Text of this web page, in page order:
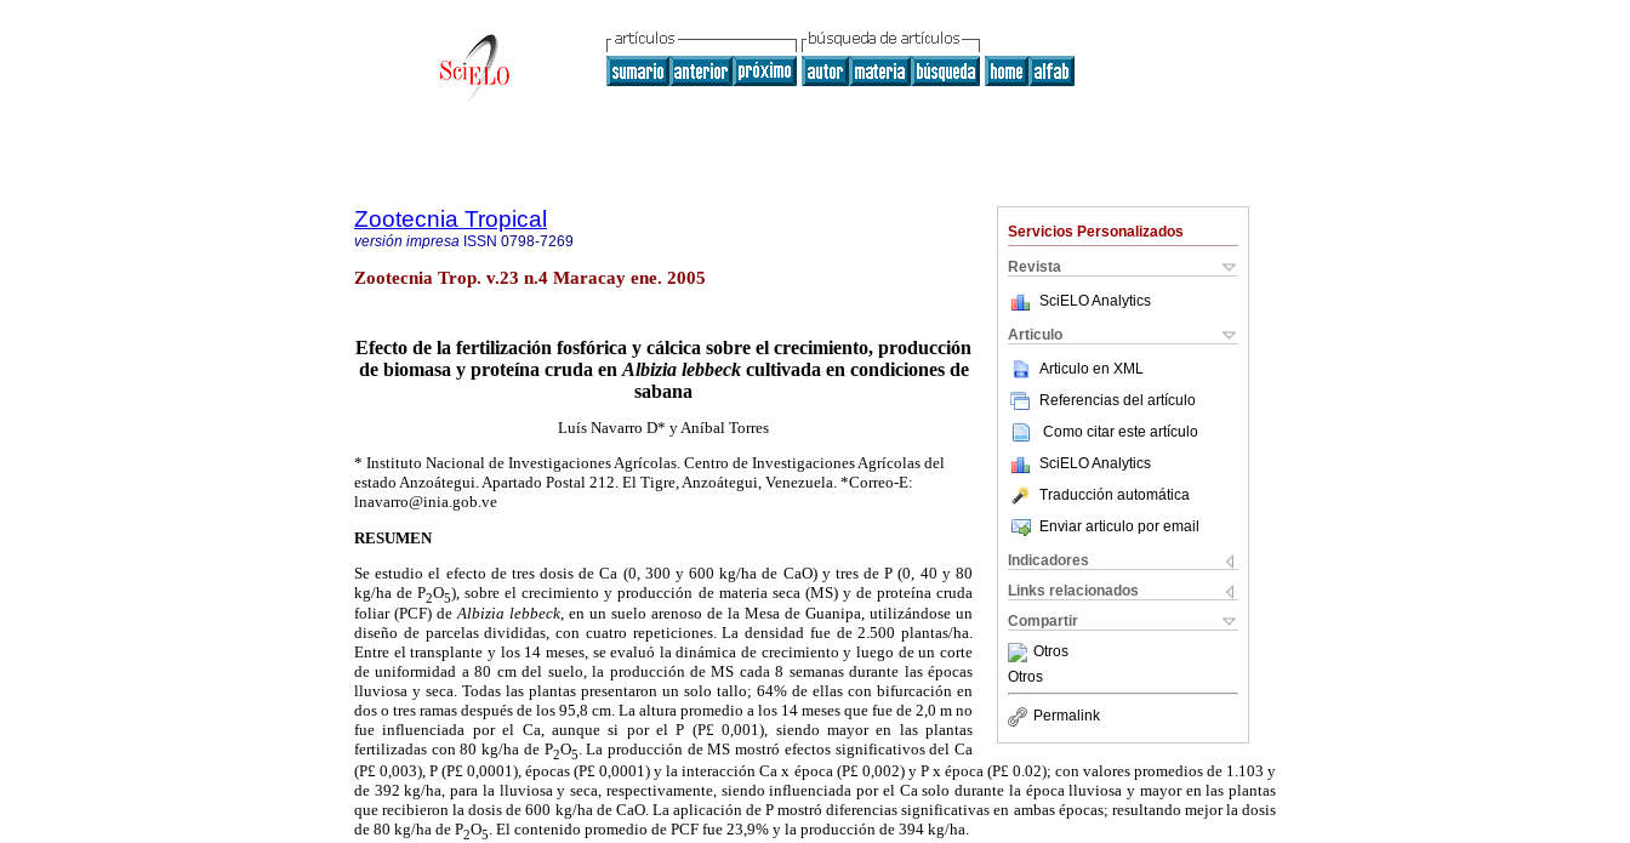
Servicios Personalizados
Revista
SciELO Analytics
Articulo
Articulo en XML
Referencias del artículo
Como citar este artículo
SciELO Analytics
Traducción automática
Enviar articulo por email
Indicadores
Links relacionados
Compartir
Otros
Otros
Permalink
Zootecnia Tropical
versión impresa ISSN 0798-7269
Zootecnia Trop. v.23 n.4 Maracay ene. 2005
Efecto de la fertilización fosfórica y cálcica sobre el crecimiento, producción
de biomasa y proteína cruda en Albizia lebbeckcultivada en condiciones de
sabana
Luís Navarro D* y Aníbal Torres
* Instituto Nacional de Investigaciones Agrícolas. Centro de Investigaciones Agrícolas del
estado Anzoátegui. Apartado Postal 212. El Tigre, Anzoátegui, Venezuela. *Correo-E:
lnavarro@inia.gob.ve
RESUMEN
Se estudio el efecto de tres dosis de Ca (0, 300 y 600 kg/ha de CaO) y tres de P (0, 40 y 80
kg/ha de P2O5), sobre el crecimiento y producción de materia seca (MS) y de proteína cruda
foliar (PCF) deAlbizia lebbeck, en un suelo arenoso de la Mesa de Guanipa, utilizándose un
diseño de parcelas divididas, con cuatro repeticiones. La densidad fue de 2.500 plantas/ha.
Entre el transplante y los 14 meses, se evaluó la dinámica de crecimiento y luego de un corte
de uniformidad a 80 cm del suelo, la producción de MS cada 8 semanas durante las épocas
lluviosa y seca. Todas las plantas presentaron un solo tallo; 64% de ellas con bifurcación en
dos o tres ramas después de los 95,8 cm. La altura promedio a los 14 meses que fue de 2,0 m no
fue influenciada por el Ca, aunque si por el P (P£ 0,001), siendo mayor en las plantas
fertilizadas con 80 kg/ha de P2O5. La producción de MS mostró efectos significativos del Ca
(P£ 0,003), P (P£ 0,0001), épocas (P£ 0,0001) y la interacción Ca x época (P£ 0,002) y P x época (P£ 0.02); con valores promedios de 1.103 y
de 392 kg/ha, para la lluviosa y seca, respectivamente, siendo influenciada por el Ca solo durante la época lluviosa y mayor en las plantas
que recibieron la dosis de 600 kg/ha de CaO. La aplicación de P mostró diferencias significativas en ambas épocas; resultando mejor la dosis
de 80 kg/ha de P2O5. El contenido promedio de PCF fue 23,9% y la producción de 394 kg/ha.